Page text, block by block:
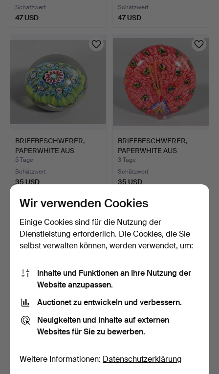
Schätzwert
47 USD
Schätzwert
47 USD
BRIEFBESCHWERER,
PAPERWHITE AUS
MURANO.
5 Tage
Schätzwert
35 USD
BRIEFBESCHWERER,
PAPERWHITE AUS
MURANO.
3 Tage
Schätzwert
35 USD
2 SCHENKKRÜGE UM
1900.
6 Tage
Schätzwert
VINTAGE FLOWER ART
PAPERWEIGHT.
6 Tage
Schätzwert
Wir verwenden Cookies
Einige Cookies sind für die Nutzung der
Dienstleistung erforderlich. Die Cookies, die Sie
selbst verwalten können, werden verwendet, um:
Inhalte und Funktionen an Ihre Nutzung der
Website anzupassen.
Auctionet zu entwickeln und verbessern.
Neuigkeiten und Inhalte auf externen
Websites für Sie zu bewerben.
Weitere Informationen: Datenschutzerklärung